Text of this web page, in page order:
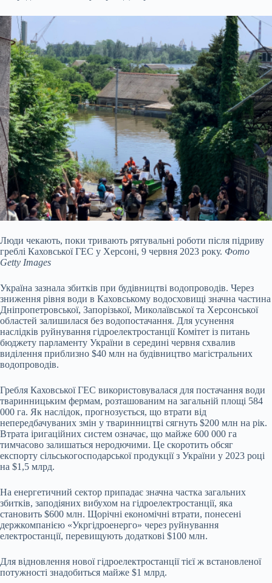
Люди чекають, поки тривають рятувальні роботи після підриву
греблі Каховської ГЕС у Херсоні, 9 червня 2023 року. Фото
Getty Images
Україна зазнала збитків при будівництві водопроводів. Через
зниження рівня води в Каховському водосховищі значна частина
Дніпропетровської, Запорізької, Миколаївської та Херсонської
областей залишилася без водопостачання. Для усунення
наслідків руйнування гідроелектростанції Комітет із питань
бюджету парламенту України в середині червня схвалив
виділення приблизно $40 млн на будівництво магістральних
водопроводів.
Гребля Каховської ГЕС використовувалася для постачання води
тваринницьким фермам, розташованим на загальній площі 584
000 га. Як наслідок, прогнозується, що втрати від
непередбачуваних змін у тваринництві сягнуть $200 млн на рік.
Втрата іригаційних систем означає, що майже 600 000 га
тимчасово залишаться неродючими. Це скоротить обсяг
експорту сільськогосподарської продукції з України у 2023 році
на $1,5 млрд.
На енергетичний сектор припадає значна частка загальних
збитків, заподіяних вибухом на гідроелектростанції, яка
становить $600 млн. Щорічні економічні втрати, понесені
держкомпанією «Укргідроенерго» через руйнування
електростанції, перевищують додаткові $100 млн.
Для відновлення нової гідроелектростанції тієї ж встановленої
потужності знадобиться майже $1 млрд.